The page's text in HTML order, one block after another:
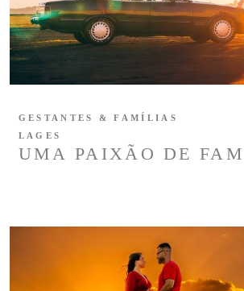
UMA PAIXÃO DE
GESTANTES & FAMÍLIAS
LAGES